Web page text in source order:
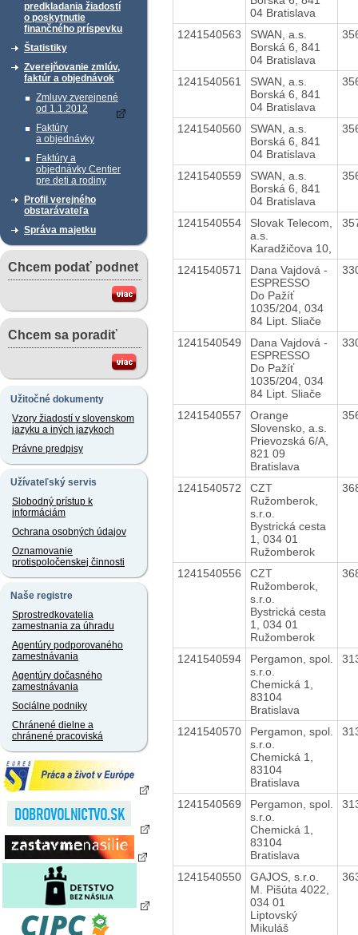
predkladania žiadostí
o poskytnutie
finančného príspevku
Štatistiky
Zverejňovanie zmlúv,
faktúr a objednávok
Zmluvy zverejnené
od 1.1.2012
Faktúry
a objednávky
Faktúry a
objednávky Centier
pre deti a rodiny
Profil verejného
obstarávateľa
Správa majetku
Chcem podať podnet
Chcem sa poradiť
Užitočné dokumenty
Vzory žiadostí v slovenskom
jazyku a iných jazykoch
Právne predpisy
Užívateľský servis
Slobodný prístup k
informáciám
Ochrana osobných údajov
Oznamovanie
protispoločenskej činnosti
Naše registre
Sprostredkovatelia
zamestnania za úhradu
Agentúry podporovaného
zamestnávania
Agentúry dočasného
zamestnávania
Sociálne podniky
Chránené dielne a
chránené pracoviská
04 Bratislava
1241540563
SWAN, a.s.
Borská 6, 841
04 Bratislava
1241540561
SWAN, a.s.
Borská 6, 841
04 Bratislava
1241540560
SWAN, a.s.
Borská 6, 841
04 Bratislava
1241540559
SWAN, a.s.
Borská 6, 841
04 Bratislava
1241540554
Slovak Telecom,
a.s.
Karadžičova 10,
1241540571
Dana Vajdová -
ESPRESSO
Do Pažíť
1035/204, 034
84 Lipt. Sliače
1241540549
Dana Vajdová -
ESPRESSO
Do Pažíť
1035/204, 034
84 Lipt. Sliače
1241540557
Orange
Slovensko, a.s.
Prievozská 6/A,
821 09
Bratislava
1241540572
CZT
Ružomberok,
s.r.o.
Bystrická cesta
1, 034 01
Ružomberok
1241540556
CZT
Ružomberok,
s.r.o.
Bystrická cesta
1, 034 01
Ružomberok
1241540594
Pergamon, spol.
s.r.o.
Chemická 1,
83104
Bratislava
1241540570
Pergamon, spol.
s.r.o.
Chemická 1,
83104
Bratislava
1241540569
Pergamon, spol.
s.r.o.
Chemická 1,
83104
Bratislava
1241540550
GAJOS, s.r.o.
M. Pišúta 4022,
034 01
Liptovský
Mikuláš